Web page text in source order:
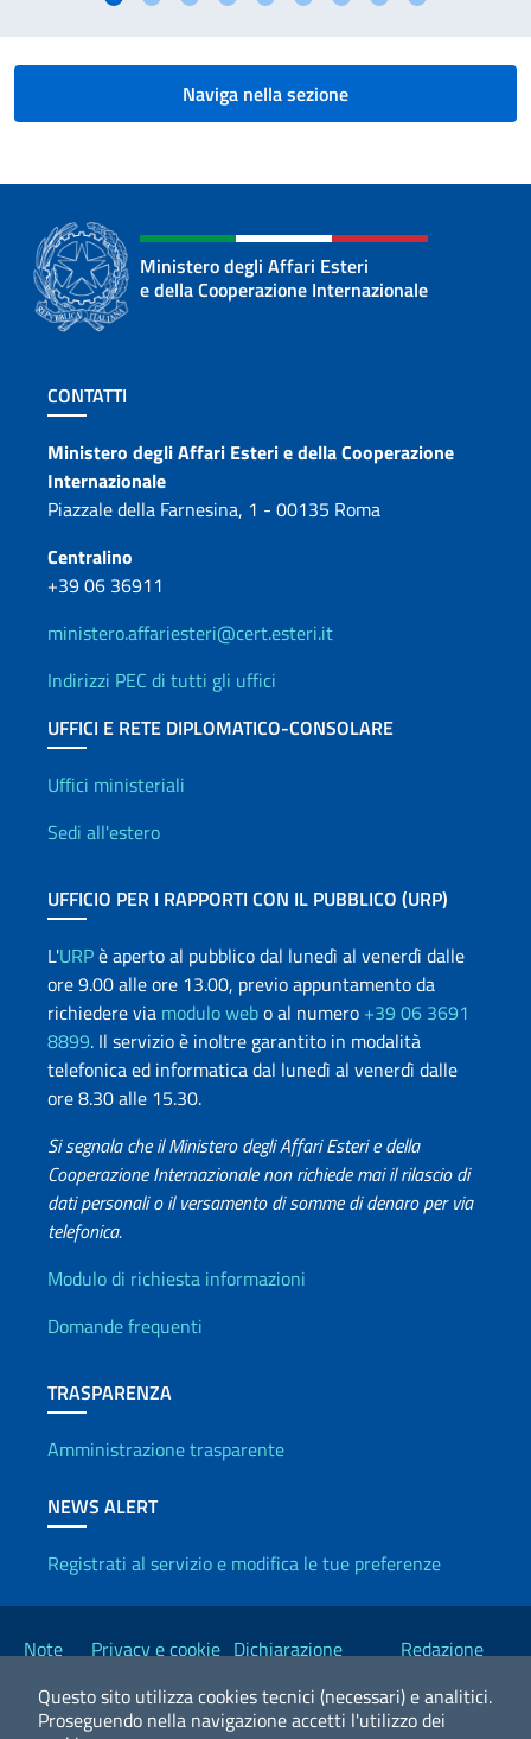
Questo sito utilizza cookies tecnici (necessari) e analitici.
Proseguendo nella navigazione accetti l'utilizzo dei
Naviga nella sezione
Ministero degli Affari Esteri
e della Cooperazione Internazionale
Sezione footer
CONTATTI
Contatti
Ministero degli Affari Esteri e della Cooperazione
Internazionale
Piazzale della Farnesina, 1 - 00135 Roma
Centralino
+39 06 36911
ministero.affariesteri@cert.esteri.it
Indirizzi PEC di tutti gli uffici
UFFICI E RETE DIPLOMATICO-CONSOLARE
Uffici e Rete diplomatica
Uffici ministeriali
Sedi all'estero
UFFICIO PER I RAPPORTI CON IL PUBBLICO (URP)
L'URPè aperto al pubblico dal lunedì al venerdì dalle
ore 9.00 alle ore 13.00, previo appuntamento da
richiedere via modulo webo al numero +39 06 3691
8899. Il servizio è inoltre garantito in modalità
telefonica ed informatica dal lunedì al venerdì dalle
ore 8.30 alle 15.30.
Si segnala che il Ministero degli Affari Esteri e della
Cooperazione Internazionale non richiede mai il rilascio di
dati personali o il versamento di somme di denaro per via
telefonica.
Info utili
Modulo di richiesta informazioni
Domande frequenti
TRASPARENZA
Amministrazione trasparente
NEWS ALERT
Registrati al servizio e modifica le tue preferenze
Link Utili
Note
Privacy e cookie Dichiarazione
Redazione